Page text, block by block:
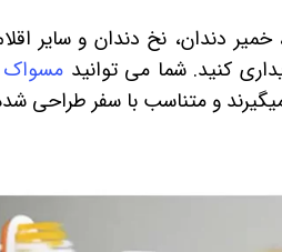
خمیر دندان، نخ دندان و سایر
کنید. شما می توانید مسواک
و متناسب با سفر طراحی